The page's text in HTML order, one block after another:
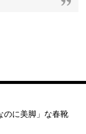
のに美脚」な春靴